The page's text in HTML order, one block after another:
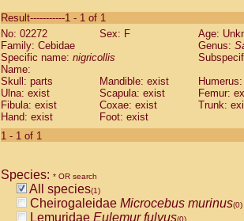
CebidaeSaguinus labiatus(0)
Cebidae Saguinus leucopus (0)
Cebidae
CebidaeSaguinus mystax
Cebidae Saguinus nigricollis (1)
Cebidae Saguinus oedipus
Cebidae Saguinus weddelli
Cebidae Saguinusspp.
Cebidae
CebidaeCebus capucinus
CebidaeCebus nigrivittatus
CebidaeCebus spp.(0)
Result-----------1 - 1 of 1
No: 02272
Sex: F
Age:
Family: Cebidae
Genus:
Specific name: nigricollis
Name:
Skull: parts
Mandible: exist
Ulna: exist
Scapula: exist
Femur:
Fibula: exist
Coxae: exist
Trunk:
Hand: exist
Foot: exist
1 - 1 of 1
Species: * OR search
All species(1)
Cheirogaleidae Microcebus murinus(0)
Lemuridae Eulemur fulvus(0)